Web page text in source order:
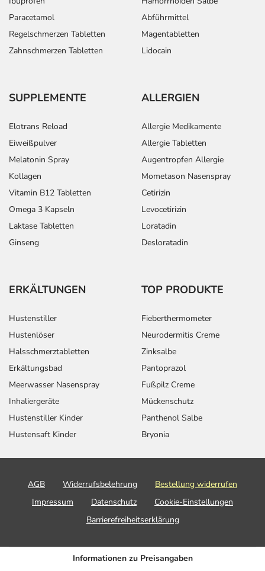
Paracetamol
Regelschmerzen Tabletten
Zahnschmerzen Tabletten
Abführmittel
Magentabletten
Lidocain
SUPPLEMENTE
Elotrans Reload
Eiweißpulver
Melatonin Spray
Kollagen
Vitamin B12 Tabletten
Omega 3 Kapseln
Laktase Tabletten
Ginseng
ALLERGIEN
Allergie Medikamente
Allergie Tabletten
Augentropfen Allergie
Mometason Nasenspray
Cetirizin
Levocetirizin
Loratadin
Desloratadin
ERKÄLTUNGEN
Hustenstiller
Hustenlöser
Halsschmerztabletten
Erkältungsbad
Meerwasser Nasenspray
Inhaliergeräte
Hustenstiller Kinder
Hustensaft Kinder
TOP PRODUKTE
Fieberthermometer
Neurodermitis Creme
Zinksalbe
Pantoprazol
Fußpilz Creme
Mückenschutz
Panthenol Salbe
Bryonia
AGB Widerrufsbelehrung
Bestellung widerrufen
Impressum
Datenschutz
Cookie-Einstellungen
Barrierefreiheitserklärung
Informationen zu Preisangaben